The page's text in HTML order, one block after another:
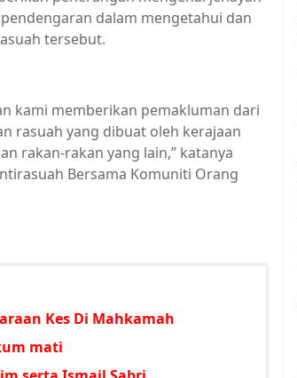
dalam mengetahui dan
tersebut.
kami memberikan pemakluman dari
rasuah yang dibuat oleh kerajaan
rakan-rakan yang lain,” katanya
Bersama Komuniti Orang
Kes Di Mahkamah
mati